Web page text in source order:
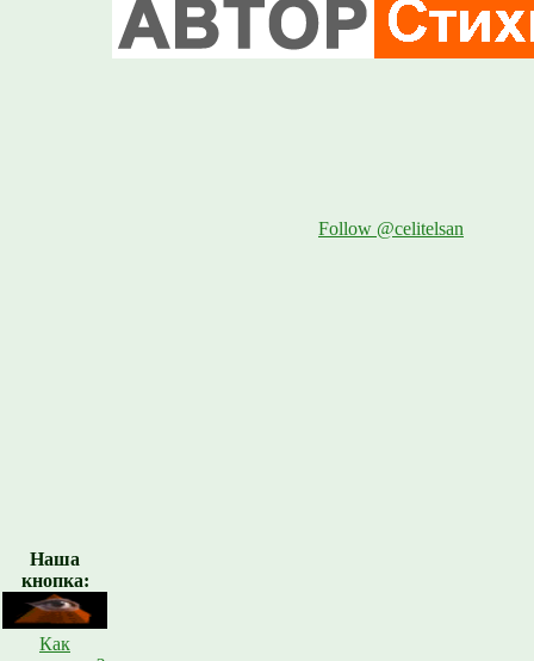
Наша
кнопка:
Как
Follow @celitelsan